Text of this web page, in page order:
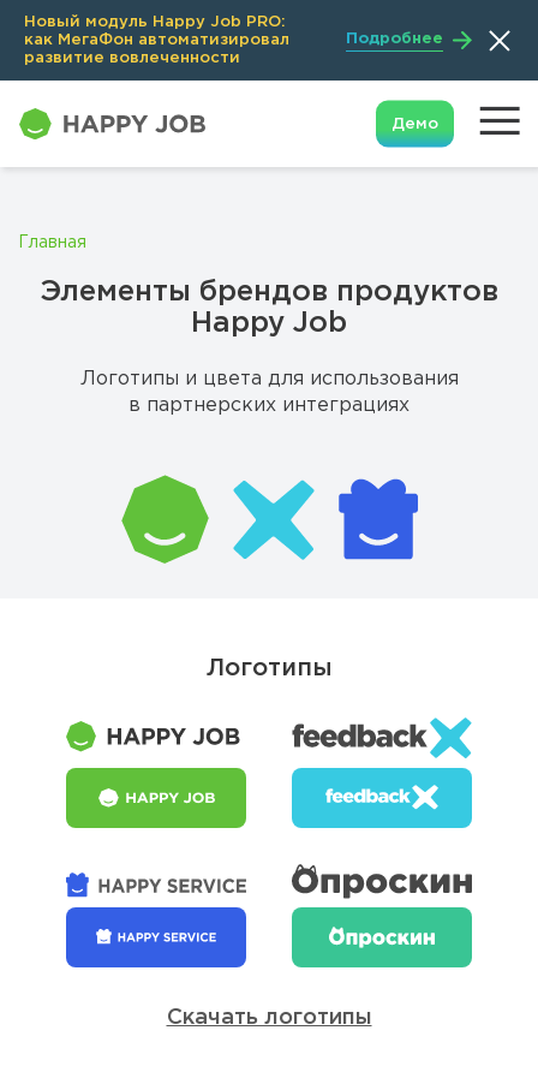
Новый модуль Happy Job PRO:
как МегаФон автоматизировал
развитие вовлеченности
Подробнее
Демо
Главная
Элементы брендов продуктов
Happy Job
Логотипы и цвета для использования
в партнерских интеграциях
Логотипы
Скачать логотипы